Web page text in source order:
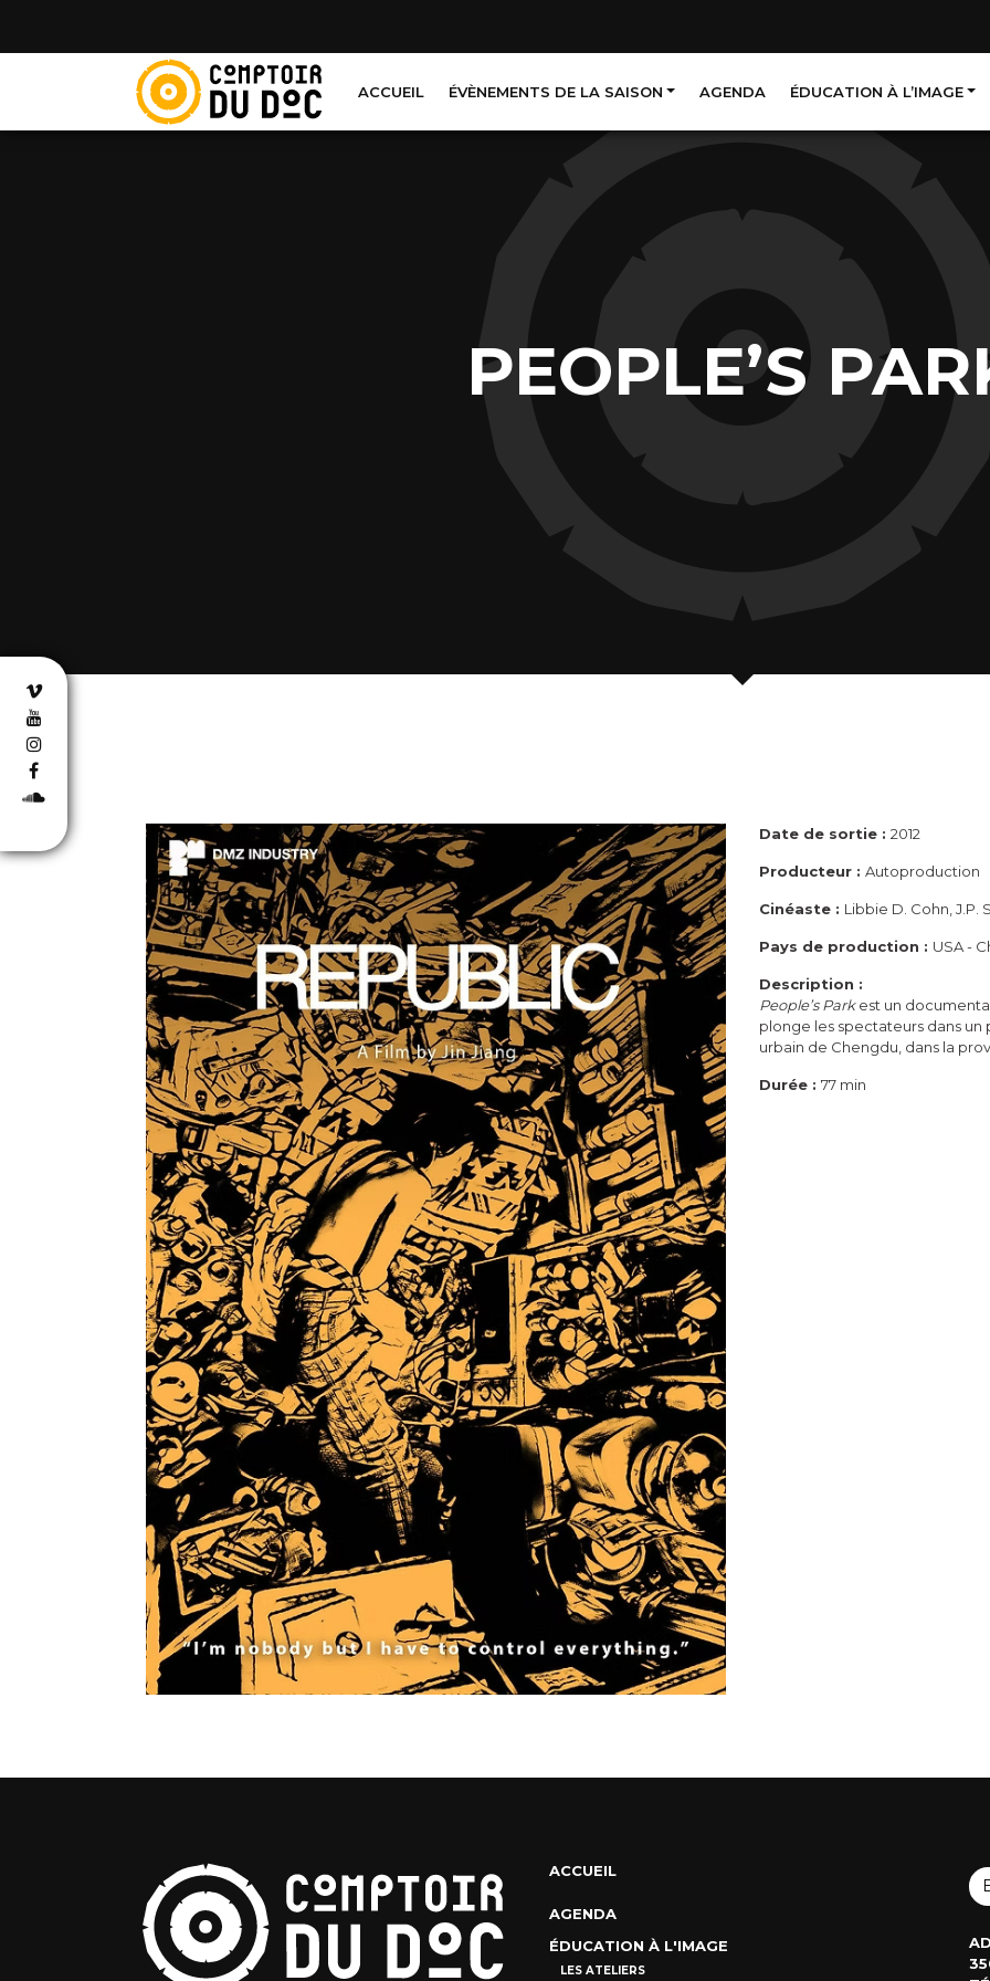
ACCUEIL ÉVÈNEMENTS DE LA SAISON AGENDA ÉDUCATION À L’IMAGE
PEOPLE’S
Date de sortie : 2012
Producteur : Autoproduction
Cinéaste : Libbie D. Cohn, J.P.
Pays de production : USA -
Description :
People’s Parkest un
plonge les spectateurs dans
urbain de Chengdu, dans la
Durée : 77 min
ACCUEIL
AGENDA
ÉDUCATION À L'IMAGE
LES ATELIERS